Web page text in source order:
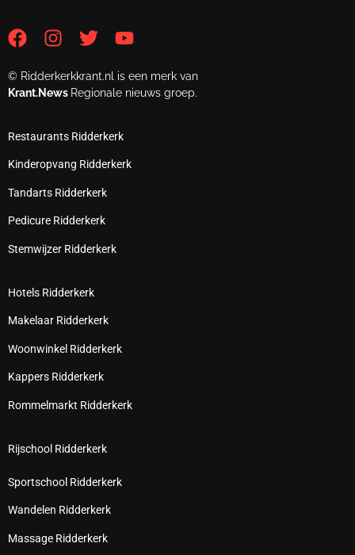
© Ridderkerkkrant.nl is een merk van
Krant.News Regionale nieuws groep.
Restaurants Ridderkerk
Kinderopvang Ridderkerk
Tandarts Ridderkerk
Pedicure Ridderkerk
Stemwijzer Ridderkerk
Hotels Ridderkerk
Makelaar Ridderkerk
Woonwinkel Ridderkerk
Kappers Ridderkerk
Rommelmarkt Ridderkerk
Rijschool Ridderkerk
Sportschool Ridderkerk
Wandelen Ridderkerk
Massage Ridderkerk